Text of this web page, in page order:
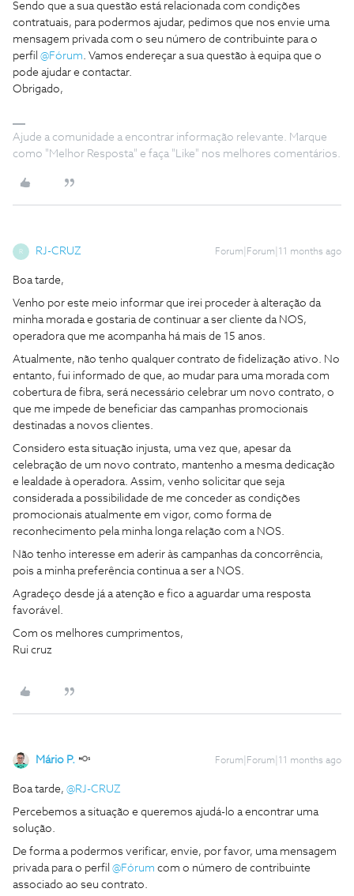
Sendo que a sua questão está relacionada com condições
contratuais, para podermos ajudar, pedimos que nos envie uma
mensagem privada com o seu número de contribuinte para o
perfil ​ @Fórum. Vamos endereçar a sua questão à equipa que o
pode ajudar e contactar.
Obrigado,
Ajude a comunidade a encontrar informação relevante. Marque
como "Melhor Resposta" e faça "Like" nos melhores comentários.
R RJ-CRUZ Forum|Forum|11 months ago
Boa tarde,
Venho por este meio informar que irei proceder à alteração da
minha morada e gostaria de continuar a ser cliente da NOS,
operadora que me acompanha há mais de 15 anos.
Atualmente, não tenho qualquer contrato de fidelização ativo. No
entanto, fui informado de que, ao mudar para uma morada com
cobertura de fibra, será necessário celebrar um novo contrato, o
que me impede de beneficiar das campanhas promocionais
destinadas a novos clientes.
Considero esta situação injusta, uma vez que, apesar da
celebração de um novo contrato, mantenho a mesma dedicação
e lealdade à operadora. Assim, venho solicitar que seja
considerada a possibilidade de me conceder as condições
promocionais atualmente em vigor, como forma de
reconhecimento pela minha longa relação com a NOS.
Não tenho interesse em aderir às campanhas da concorrência,
pois a minha preferência continua a ser a NOS.
Agradeço desde já a atenção e fico a aguardar uma resposta
favorável.
Com os melhores cumprimentos,
Rui cruz
Mário P. Forum|Forum|11 months ago
Boa tarde, ​ @RJ-CRUZ
Percebemos a situação e queremos ajudá-lo a encontrar uma
solução.
De forma a podermos verificar, envie, por favor, uma mensagem
privada para o perfil ​ @Fórum com o número de contribuinte
associado ao seu contrato.